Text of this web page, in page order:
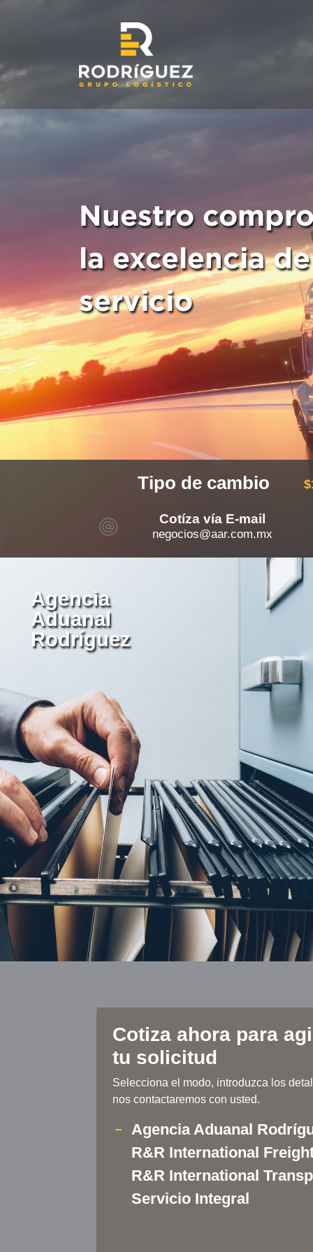
Nuestro
la excelencia
servicio
Tipo de cambio $
Cotíza vía E-mail
negocios@aar.com.mx
Agencia
Aduanal
Rodríguez
Cotiza ahora para
tu solicitud
Selecciona el modo, introduzca los
nos contactaremos con usted.
Agencia Aduanal
R&R International
R&R International
Servicio Integral